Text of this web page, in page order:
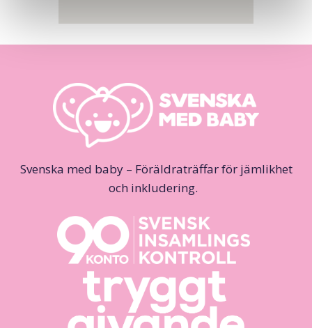
Svenska med baby – Föräldraträffar för jämlikhet
och inkludering.